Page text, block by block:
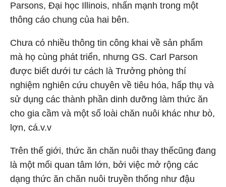
Parsons, Đại học Illinois, nhấn mạnh trong một
thông cáo chung của hai bên.
Chưa có nhiều thông tin công khai về sản phẩm
mà họ cùng phát triển, nhưng GS. Carl Parson
được biết dưới tư cách là Trưởng phòng thí
nghiệm nghiên cứu chuyên về tiêu hóa, hấp thụ và
sử dụng các thành phần dinh dưỡng làm thức ăn
cho gia cầm và một số loài chăn nuôi khác như bò,
lợn, cá.v.v
Trên thế giới, thức ăn chăn nuôi thay thếcũng đang
là một mối quan tâm lớn, bởi việc mở rộng các
dạng thức ăn chăn nuôi truyền thống như đậu